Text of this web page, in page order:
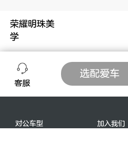
荣耀明珠美
学
LED分体式大
灯
●
呼吸光语Log
●
客服
选配爱车
对公车型 加入我们